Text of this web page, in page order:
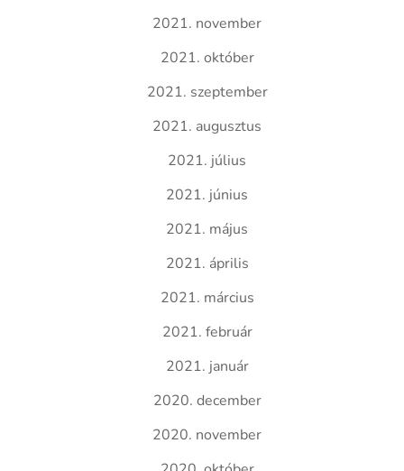
2021. november
2021. október
2021. szeptember
2021. augusztus
2021. július
2021. június
2021. május
2021. április
2021. március
2021. február
2021. január
2020. december
2020. november